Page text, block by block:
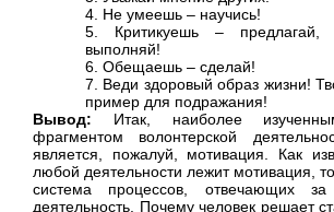
4. Не умеешь – научись!
5. Критикуешь – предлагай,
выполняй!
6. Обещаешь – сделай!
7. Веди здоровый образ жизни!
пример для подражания!
Вывод: Итак, наиболее
фрагментом волонтерской
является, пожалуй, мотивация. Как
любой деятельности лежит мотивация,
система процессов, отвечающих
деятельность. Почему человек решает